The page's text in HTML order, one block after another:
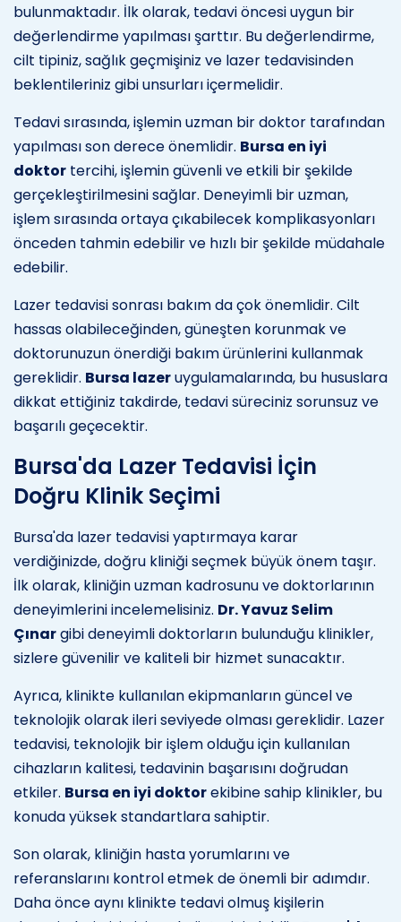
bulunmaktadır. İlk olarak, tedavi öncesi uygun bir
değerlendirme yapılması şarttır. Bu değerlendirme,
cilt tipiniz, sağlık geçmişiniz ve lazer tedavisinden
beklentileriniz gibi unsurları içermelidir.
Tedavi sırasında, işlemin uzman bir doktor tarafından
yapılması son derece önemlidir. Bursa en iyi
doktor tercihi, işlemin güvenli ve etkili bir şekilde
gerçekleştirilmesini sağlar. Deneyimli bir uzman,
işlem sırasında ortaya çıkabilecek komplikasyonları
önceden tahmin edebilir ve hızlı bir şekilde müdahale
edebilir.
Lazer tedavisi sonrası bakım da çok önemlidir. Cilt
hassas olabileceğinden, güneşten korunmak ve
doktorunuzun önerdiği bakım ürünlerini kullanmak
gereklidir. Bursa lazeruygulamalarında, bu hususlara
dikkat ettiğiniz takdirde, tedavi süreciniz sorunsuz ve
başarılı geçecektir.
Bursa'da Lazer Tedavisi İçin
Doğru Klinik Seçimi
Bursa'da lazer tedavisi yaptırmaya karar
verdiğinizde, doğru kliniği seçmek büyük önem taşır.
İlk olarak, kliniğin uzman kadrosunu ve doktorlarının
deneyimlerini incelemelisiniz. Dr. Yavuz Selim
Çınargibi deneyimli doktorların bulunduğu klinikler,
sizlere güvenilir ve kaliteli bir hizmet sunacaktır.
Ayrıca, klinikte kullanılan ekipmanların güncel ve
teknolojik olarak ileri seviyede olması gereklidir. Lazer
tedavisi, teknolojik bir işlem olduğu için kullanılan
cihazların kalitesi, tedavinin başarısını doğrudan
etkiler. Bursa en iyi doktorekibine sahip klinikler, bu
konuda yüksek standartlara sahiptir.
Son olarak, kliniğin hasta yorumlarını ve
referanslarını kontrol etmek de önemli bir adımdır.
Daha önce aynı klinikte tedavi olmuş kişilerin